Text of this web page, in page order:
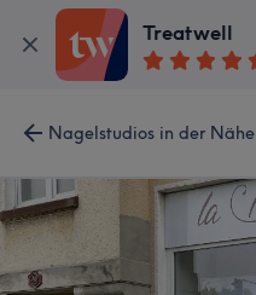
Treatwell
Nagelstudios in der Nähe